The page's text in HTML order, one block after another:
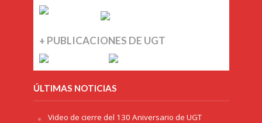
+ PUBLICACIONES DE UGT
ÚLTIMAS NOTICIAS
Video de cierre del 130 Aniversario de UGT